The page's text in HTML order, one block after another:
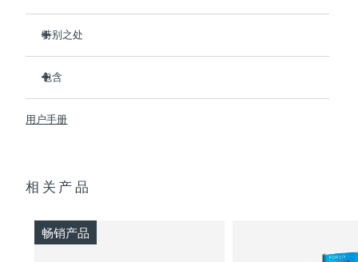
特别之处
波長415nm的LED藍光可預防爆痘，並對儀器進行自我消毒。
收緊並縮小毛孔，打造光滑無瑕的肌膚。
唯一無需更換濾芯的黑頭儀。
理。
包含
USB充電線
2年质保 (西班牙、葡萄牙、瑞典：3年质保)
用户手册
相关产品
畅销产品
泰国
土耳其 预计送达日期8/8/26
阿拉伯联合酋长国
越南